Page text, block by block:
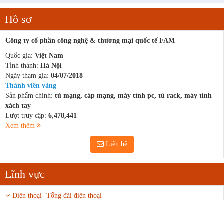
Hồ sơ
Công ty cổ phần công nghệ & thương mại quốc tế FAM
Quốc gia: Việt Nam
Tỉnh thành: Hà Nội
Ngày tham gia: 04/07/2018
Thành viên vàng
Sản phẩm chính: tủ mạng, cáp mạng, máy tính pc, tủ rack, máy tính
xách tay
Lượt truy cập: 6,478,441
Xem thêm
Liên hệ
Lĩnh vực
Điện thoại- Tổng đài điện thoại